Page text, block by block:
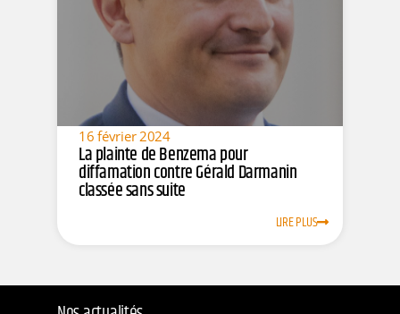
16 février 2024
La plainte de Benzema pour
diffamation contre Gérald Darmanin
classée sans suite
LIRE PLUS